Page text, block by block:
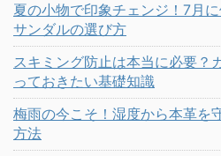
夏の小物で印象チェンジ！7月
サンダルの選び方
スキミング防止は本当に必要？
っておきたい基礎知識
梅雨の今こそ！湿度から本革を
方法